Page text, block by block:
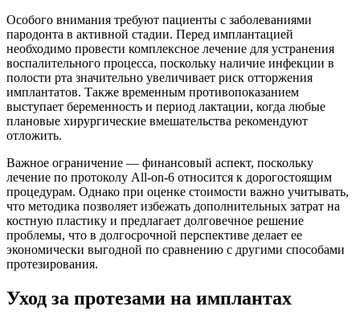
Особого внимания требуют пациенты с заболеваниями
пародонта в активной стадии. Перед имплантацией
необходимо провести комплексное лечение для устранения
воспалительного процесса, поскольку наличие инфекции в
полости рта значительно увеличивает риск отторжения
имплантатов. Также временным противопоказанием
выступает беременность и период лактации, когда любые
плановые хирургические вмешательства рекомендуют
отложить.
Важное ограничение — финансовый аспект, поскольку
лечение по протоколу All-on-6 относится к дорогостоящим
процедурам. Однако при оценке стоимости важно учитывать,
что методика позволяет избежать дополнительных затрат на
костную пластику и предлагает долговечное решение
проблемы, что в долгосрочной перспективе делает ее
экономически выгодной по сравнению с другими способами
протезирования.
Уход за протезами на имплантах